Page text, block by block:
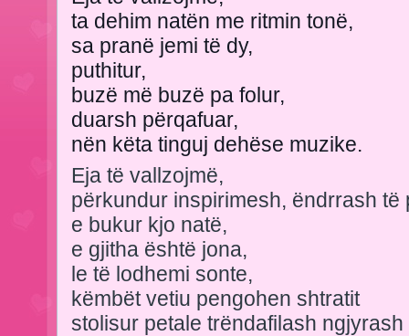
ta dehim natën me ritmin tonë,
sa pranë jemi të dy,
puthitur,
buzë më buzë pa folur,
duarsh përqafuar,
nën këta tinguj dehëse muzike.
Eja të vallzojmë,
përkundur inspirimesh, ëndrrash të
e bukur kjo natë,
e gjitha është jona,
le të lodhemi sonte,
këmbët vetiu pengohen shtratit
stolisur petale trëndafilash